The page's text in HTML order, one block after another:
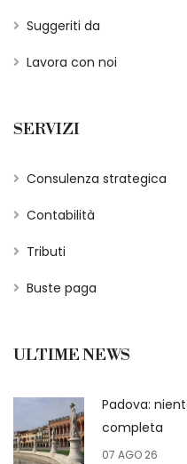
Suggeriti da
Lavora con noi
SERVIZI
Consulenza strategica
Contabilità
Tributi
Buste paga
ULTIME NEWS
Padova:
completa
07 AGO 26